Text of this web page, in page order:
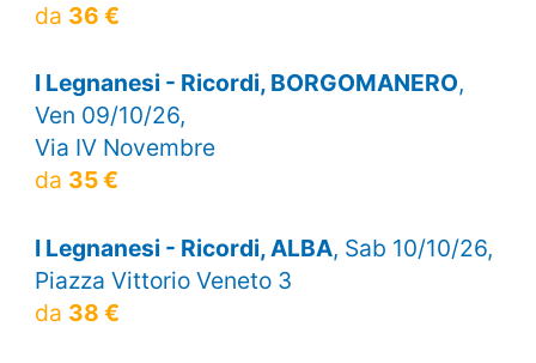
da 36 €
I Legnanesi - Ricordi, BORGOMANERO,
Ven 09/10/26,
Via IV Novembre
da 35 €
I Legnanesi - Ricordi, ALBA, Sab 10/10/26,
Piazza Vittorio Veneto 3
da 38 €